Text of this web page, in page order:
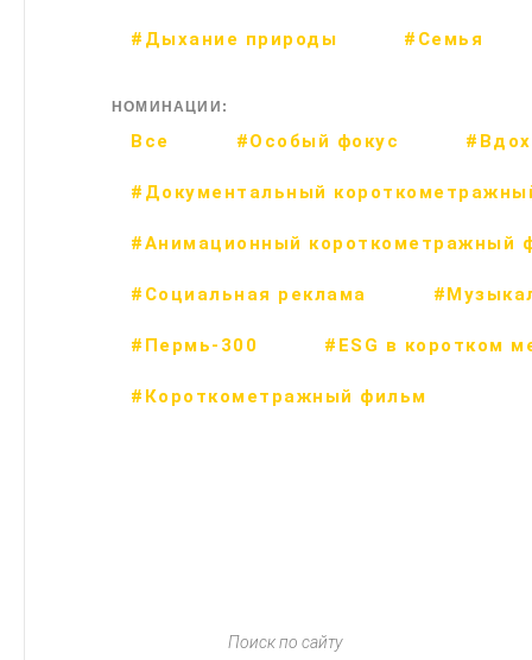
#Дыхание природы #Семья
НОМИНАЦИИ:
Все #Особый фокус
#Документальный
#Анимационный короткометражный
#Социальная реклама
#Пермь-300 #ESG в коротком
#Короткометражный фильм
Поиск по сайту